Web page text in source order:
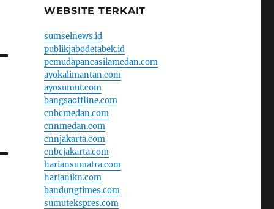
WEBSITE TERKAIT
sumselnews.id
publikjabodetabek.id
pemudapancasilamedan.com
ayokalimantan.com
ayosumut.com
bangsaoffline.com
cnbcmedan.com
cnnmedan.com
cnnjakarta.com
cnbcjakarta.com
hariansumatra.com
harianikn.com
bandungtimes.com
sumutekspres.com